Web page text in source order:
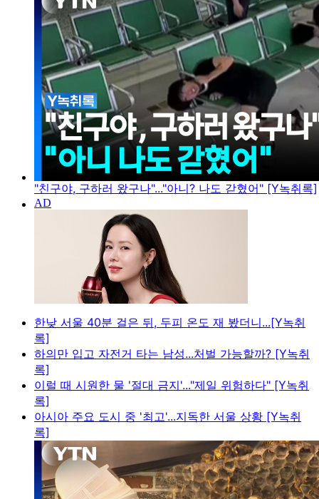
"친구야, 구하러 왔구나"..."아니? 나도 갇혔어" [Y녹취록]
한낮 서울 40분 걸은 뒤, 두피 온도 재 봤더니...[Y녹취
록]
하의만 입고 자전거 타는 남성...처벌 가능할까? [Y녹취
록]
이럴 때 시원한 물 '절대 금지'..."제일 위험하다" [Y녹취
록]
아시아 주요 도시 중 '최고'...지독한 서울 상황 [Y녹취
록]